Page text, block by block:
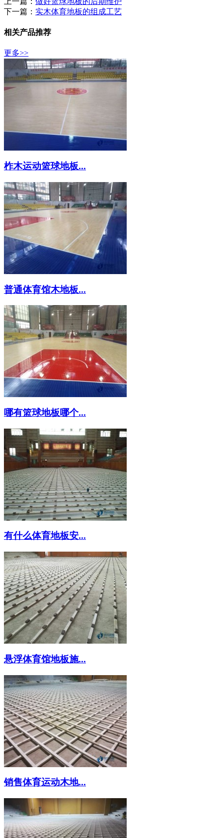
下一篇： 实木体育地板的组成工艺
相关产品推荐
更多>>
柞木运动篮球地板...
普通体育馆木地板...
哪有篮球地板哪个...
有什么体育地板安...
悬浮体育馆地板施...
销售体育运动木地...